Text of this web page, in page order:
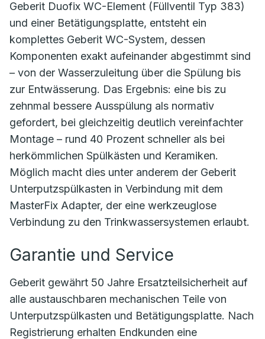
Geberit Duofix WC-Element (Füllventil Typ 383)
und einer Betätigungsplatte, entsteht ein
komplettes Geberit WC-System, dessen
Komponenten exakt aufeinander abgestimmt sind
– von der Wasserzuleitung über die Spülung bis
zur Entwässerung. Das Ergebnis: eine bis zu
zehnmal bessere Ausspülung als normativ
gefordert, bei gleichzeitig deutlich vereinfachter
Montage – rund 40 Prozent schneller als bei
herkömmlichen Spülkästen und Keramiken.
Möglich macht dies unter anderem der Geberit
Unterputzspülkasten in Verbindung mit dem
MasterFix Adapter, der eine werkzeuglose
Verbindung zu den Trinkwassersystemen erlaubt.
Garantie und Service
Geberit gewährt 50 Jahre Ersatzteilsicherheit auf
alle austauschbaren mechanischen Teile von
Unterputzspülkasten und Betätigungsplatte. Nach
Registrierung erhalten Endkunden eine